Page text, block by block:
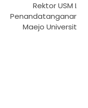
Rektor USM
Penandatanganan
Maejo University